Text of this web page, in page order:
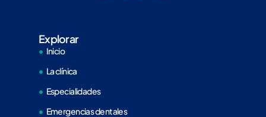
Explorar
Inicio
La clínica
Especialidades
Emergencias dentales